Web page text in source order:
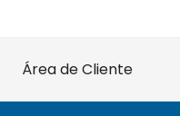
Área de Cliente